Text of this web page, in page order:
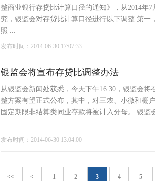
整商业银行存贷比计算口径的通知》，从2014年
究，银监会对存贷比计算口径进行以下调整:第
照 ...
发布时间：2014-06-30 17:07:33
银监会将宣布存贷比调整办法
从银监会新闻处获悉，今天下午16:30，银监会
整方案有望正式公布，其中，对三农、小微和棚
固定期限非结算类同业存款将被计入分母。 银
...
发布时间：2014-06-30 13:04:00
<< < 1 2 3 4 5